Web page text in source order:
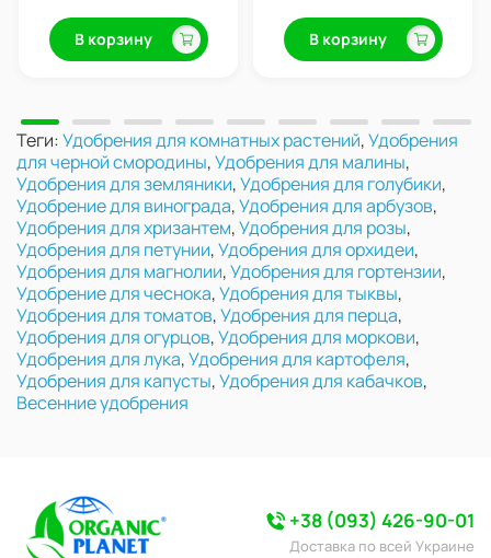
В корзину В корзину
Теги:Удобрения для комнатных растений,Удобрения
для черной смородины,Удобрения для малины,
Удобрения для земляники,Удобрения для голубики,
Удобрение для винограда,Удобрения для арбузов,
Удобрения для хризантем,Удобрения для розы,
Удобрения для петунии,Удобрения для орхидеи,
Удобрения для магнолии,Удобрения для гортензии,
Удобрение для чеснока,Удобрения для тыквы,
Удобрения для томатов,Удобрения для перца,
Удобрения для огурцов,Удобрения для моркови,
Удобрения для лука,Удобрения для картофеля,
Удобрения для капусты,Удобрения для кабачков,
Весенние удобрения
+38 (093) 426-90-01
Доставка по всей Украине